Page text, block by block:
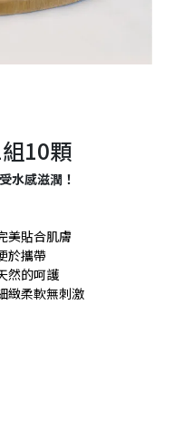
10顆
美貼合肌膚
於攜帶
然的呵護
緻柔軟無刺激
水感滋潤！